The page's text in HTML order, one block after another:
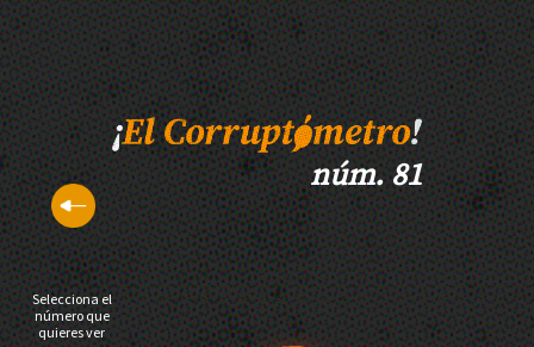
núm. 81
Selecciona el
número que
quieres ver